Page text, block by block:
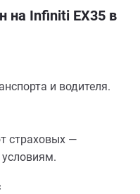
на Infiniti EX35 в
и водителя.
страховых —